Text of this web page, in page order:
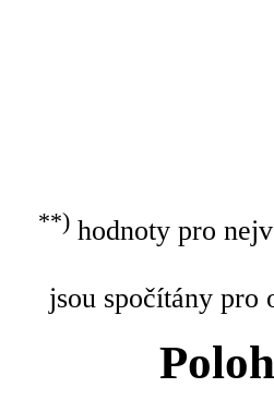
**)hodnoty pro
jsou spočítány pro